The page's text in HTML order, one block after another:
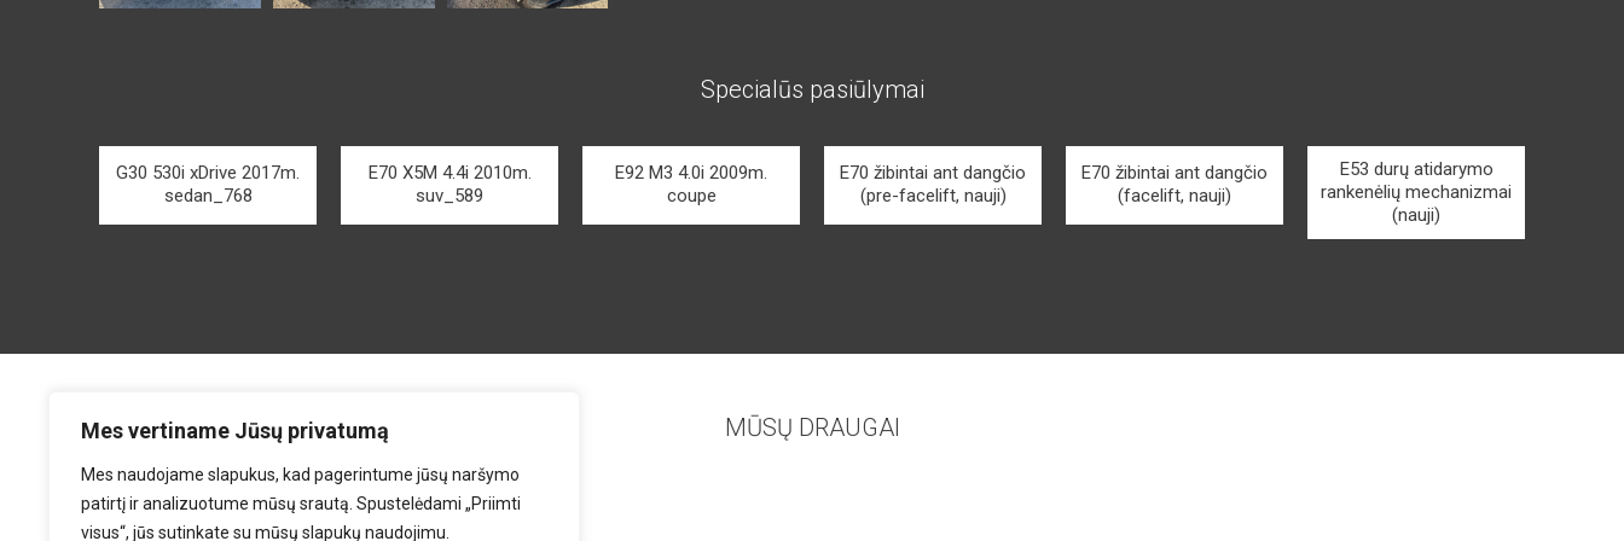
Mes vertiname Jūsų privatumą
Mes naudojame slapukus, kad pagerintume jūsų naršymo
patirtį ir analizuotume mūsų srautą. Spustelėdami „Priimti
visus“, jūs sutinkate su mūsų slapukų naudojimu.
Specialūs pasiūlymai
G30 530i xDrive 2017m.
sedan_768
E70 X5M 4.4i 2010m.
suv_589
E92 M3 4.0i 2009m.
coupe
E70 žibintai ant dangčio
(pre-facelift, nauji)
E70 žibintai ant dangčio
(facelift, nauji)
E53 durų atidarymo
rankenėlių mechanizmai
(nauji)
MŪSŲ DRAUGAI